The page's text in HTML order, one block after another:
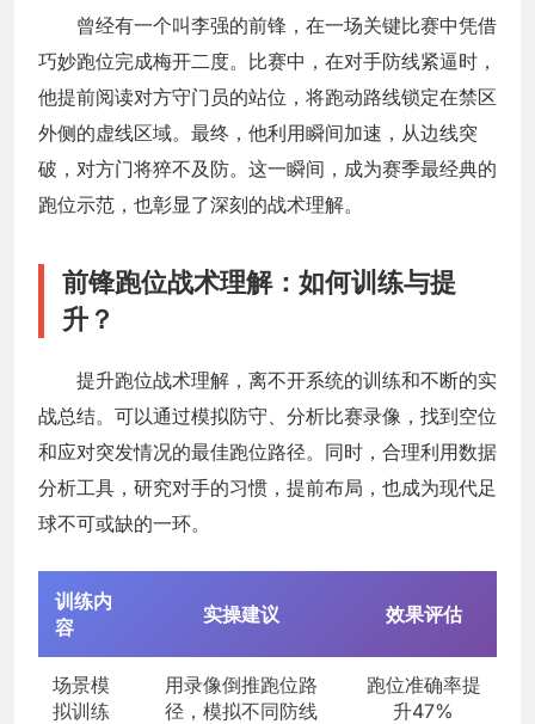
曾经有一个叫李强的前锋，在一场关键比赛中凭借
巧妙跑位完成梅开二度。比赛中，在对手防线紧逼时，
他提前阅读对方守门员的站位，将跑动路线锁定在禁区
外侧的虚线区域。最终，他利用瞬间加速，从边线突
破，对方门将猝不及防。这一瞬间，成为赛季最经典的
跑位示范，也彰显了深刻的战术理解。
前锋跑位战术理解：如何训练与提
升？
提升跑位战术理解，离不开系统的训练和不断的实
战总结。可以通过模拟防守、分析比赛录像，找到空位
和应对突发情况的最佳跑位路径。同时，合理利用数据
分析工具，研究对手的习惯，提前布局，也成为现代足
球不可或缺的一环。
训练内
容
实操建议 效果评估
场景模
拟训练
用录像倒推跑位路
径，模拟不同防线
跑位准确率提
升47%